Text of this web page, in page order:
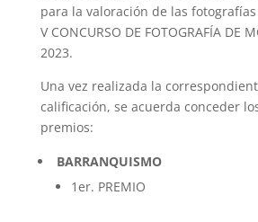
para la valoración de las
V CONCURSO DE FOTOGRAFÍA DE
2023.
Una vez realizada la
calificación, se acuerda conceder
premios:
BARRANQUISMO
1er. PREMIO